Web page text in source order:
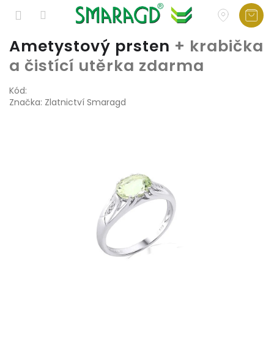
Přejít
na
obsah
Ametystový prsten + krabička
a čistící utěrka zdarma
Kód:
Značka: Zlatnictví Smaragd